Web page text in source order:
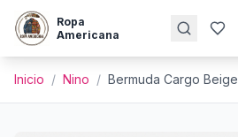
Ropa
Americana
Inicio / Nino / Bermuda Cargo Beige